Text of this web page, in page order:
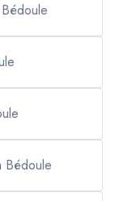
Bédoule